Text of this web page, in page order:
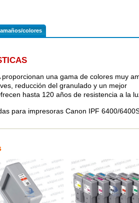
colores
proporcionan una gama de colores muy
reducción del granulado y un mejor
hasta 120 años de resistencia a la
para impresoras Canon IPF 6400/